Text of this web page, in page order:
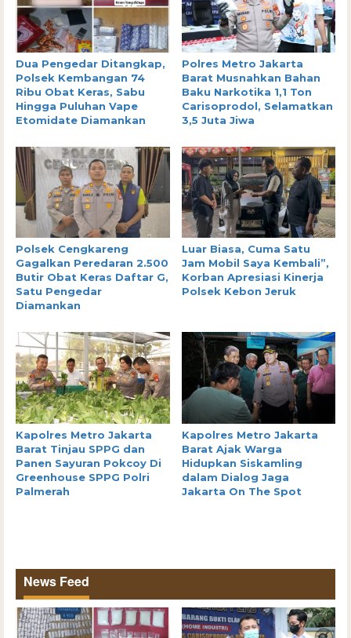
Dua Pengedar Ditangkap,
Polsek Kembangan 74
Ribu Obat Keras, Sabu
Hingga Puluhan Vape
Etomidate Diamankan
Polres Metro Jakarta
Barat Musnahkan Bahan
Baku Narkotika 1,1 Ton
Carisoprodol, Selamatkan
3,5 Juta Jiwa
Polsek Cengkareng
Gagalkan Peredaran 2.500
Butir Obat Keras Daftar G,
Satu Pengedar
Diamankan
Luar Biasa, Cuma Satu
Jam Mobil Saya Kembali”,
Korban Apresiasi Kinerja
Polsek Kebon Jeruk
Kapolres Metro Jakarta
Barat Tinjau SPPG dan
Panen Sayuran Pokcoy Di
Greenhouse SPPG Polri
Palmerah
Kapolres Metro Jakarta
Barat Ajak Warga
Hidupkan Siskamling
dalam Dialog Jaga
Jakarta On The Spot
News Feed